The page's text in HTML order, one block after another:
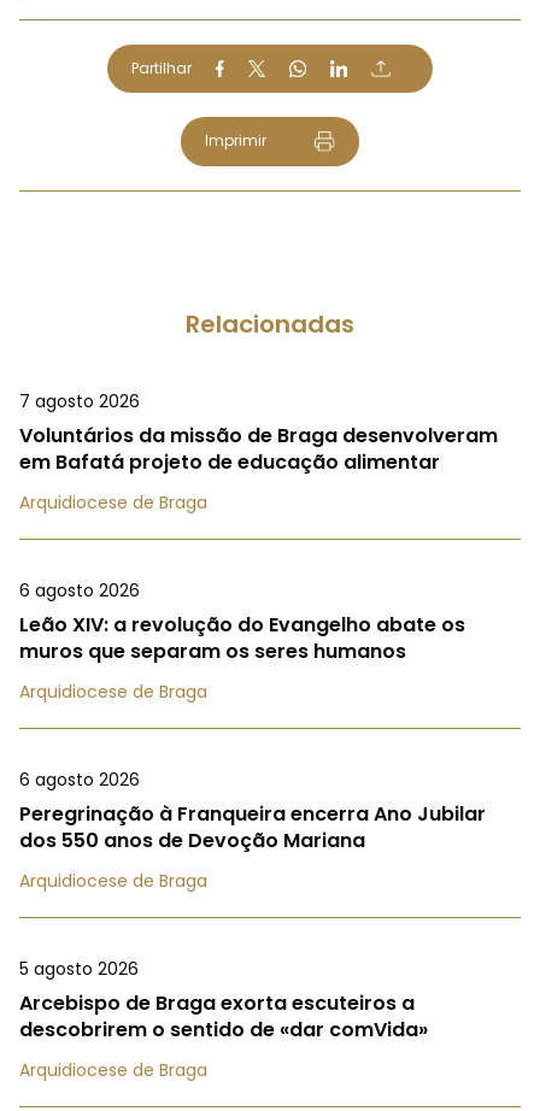
Partilhar
Imprimir
Relacionadas
7 agosto 2026
Voluntários da missão de Braga desenvolveram
em Bafatá projeto de educação alimentar
Arquidiocese de Braga
6 agosto 2026
Leão XIV: a revolução do Evangelho abate os
muros que separam os seres humanos
Arquidiocese de Braga
6 agosto 2026
Peregrinação à Franqueira encerra Ano Jubilar
dos 550 anos de Devoção Mariana
Arquidiocese de Braga
5 agosto 2026
Arcebispo de Braga exorta escuteiros a
descobrirem o sentido de «dar comVida»
Arquidiocese de Braga